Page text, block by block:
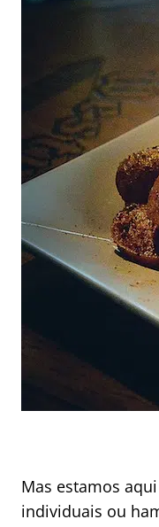
Mas estamos
individuais ou